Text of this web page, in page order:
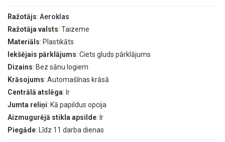
Ražotājs: Aeroklas
Ražotāja valsts: Taizeme
Materiāls: Plastikāts
Iekšējais pārklājums: Ciets gluds pārklājums
Dizains: Bez sānu logiem
Krāsojums: Automašīnas krāsā
Centrālā atslēga: Ir
Jumta reliņi: Kā papildus opcija
Aizmugurējā stikla apsilde: Ir
Piegāde: Līdz 11 darba dienas